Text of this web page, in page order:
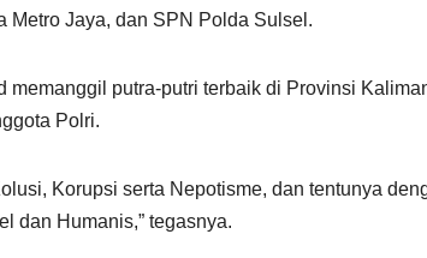
Metro Jaya, dan SPN Polda Sulsel.
putra-putri terbaik di Provinsi
Polri.
Korupsi serta Nepotisme, dan tentunya
dan Humanis,” tegasnya.